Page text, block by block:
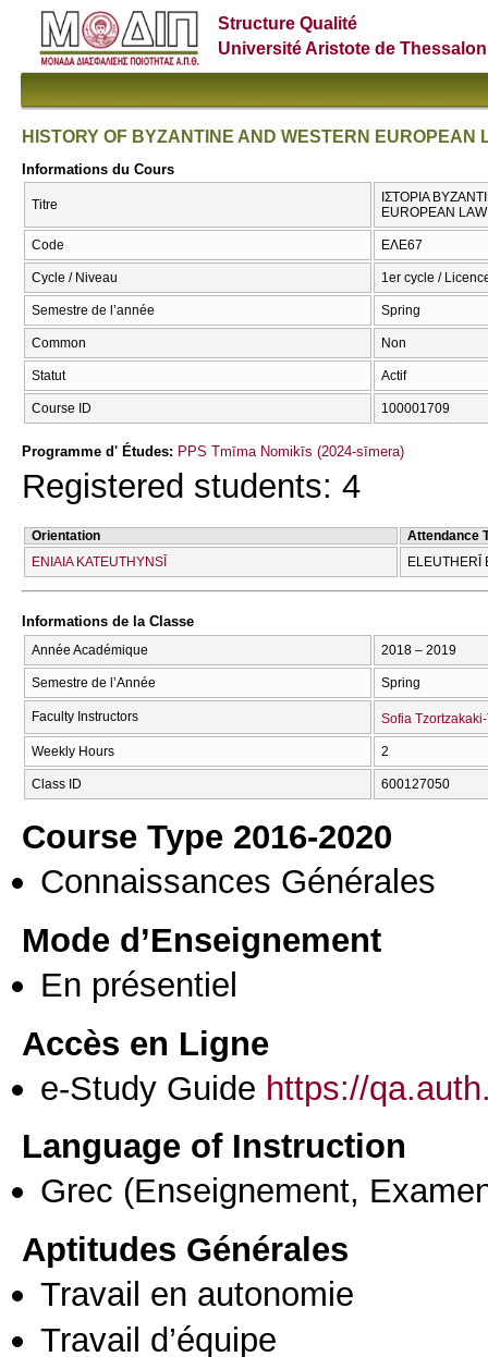
Structure Qualité
Université Aristote de
HISTORY OF BYZANTINE AND WESTERN EUROPEAN
Informations du Cours
Titre
ΙΣΤΟΡΙΑ
EUROPEAN LAW
Code ΕΛΕ67
Cycle / Niveau 1er cycle /
Semestre de l’année Spring
Common Non
Statut Actif
Course ID 100001709
Programme d' Études: PPS Tmīma Nomikīs (2024-sīmera)
Registered students: 4
Orientation
Attendance
ENIAIA KATEUTHYNSĪ
ELEUTHERĪ
Informations de la Classe
Année Académique 2018 – 2019
Semestre de l’Année Spring
Faculty Instructors Sofia
Weekly Hours 2
Class ID 600127050
Course Type 2016-2020
Connaissances Générales
Mode d’Enseignement
En présentiel
Accès en Ligne
e-Study Guide https://
Language of Instruction
Grec (Enseignement,
Aptitudes Générales
Travail en autonomie
Travail d’équipe